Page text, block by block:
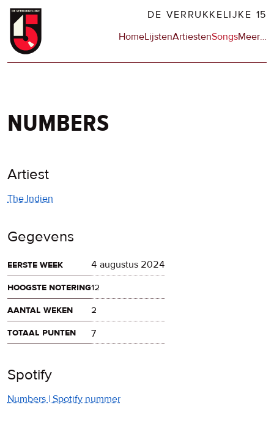
Overslaan
naar
DE VERRUKKELIJKE 15
Hoofdnavigatie
HomeLijstenArtiestenSongsMeerop
…
numbers
Artiest
The Indien
Gegevens
eerste week
4 augustus 2024
hoogste notering12
aantal weken
2
totaal punten
7
Spotify
Numbers | Spotify nummer